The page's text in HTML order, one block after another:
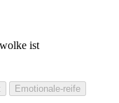
ist
Emotionale-reife